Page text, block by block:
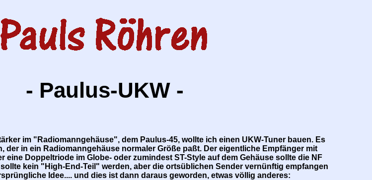
- Paulus-UKW -
im "Radiomanngehäuse", dem Paulus-45, wollte ich einen UKW-Tuner bauen. Es
der in ein Radiomanngehäuse normaler Größe paßt. Der eigentliche Empfänger mit
eine Doppeltriode im Globe- oder zumindest ST-Style auf dem Gehäuse sollte die NF
kein "High-End-Teil" werden, aber die ortsüblichen Sender vernünftig empfangen
Idee.... und dies ist dann daraus geworden, etwas völlig anderes: